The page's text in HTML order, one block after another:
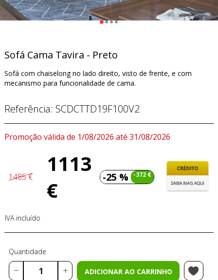
Sofá Cama Tavira - Preto
Sofá com chaiselong no lado direito, visto de frente, e com
mecanismo para funcionalidade de cama.
Referência: SCDCTTD19F100V2
Promoção válida de 1/08/2026 até 31/08/2026
1485 €
1113
€
-25 % -372 €
IVA incluído
Quantidade
ADICIONAR AO CARRINHO